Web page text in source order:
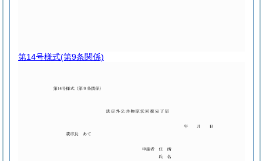
第14号様式(第9条関係)